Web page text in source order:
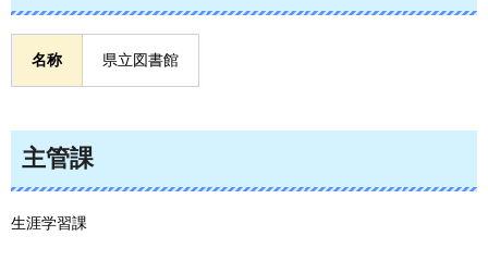
名称 県立図書館
主管課
生涯学習課